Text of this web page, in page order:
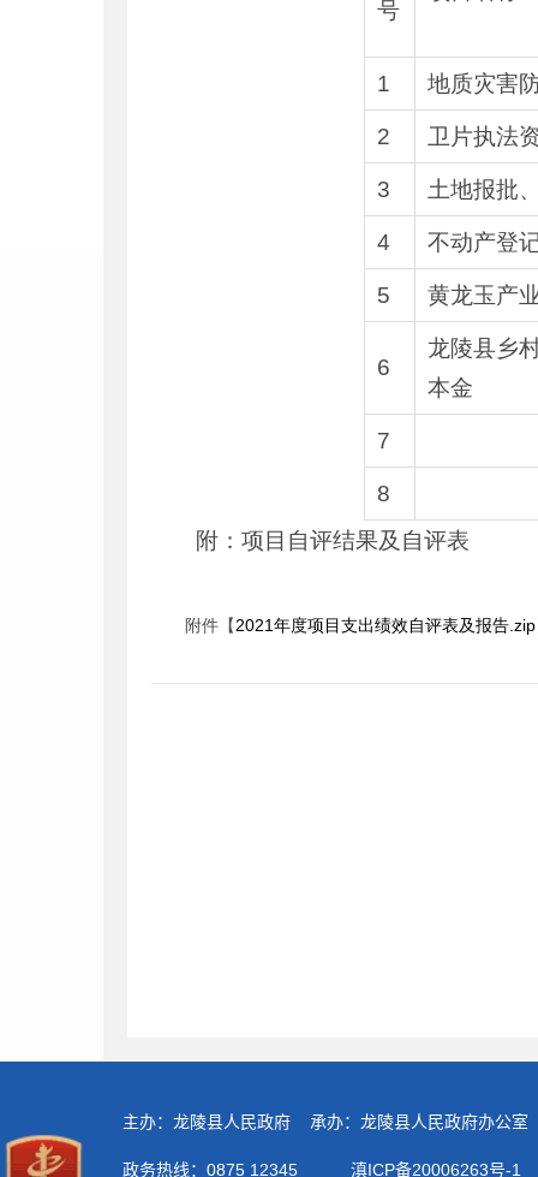
号
1 地质灾害
2 卫片执法
3 土地报批
4 不动产登
5 黄龙玉产
6
龙陵县乡
本金
7
8
附：项目自评结果及自评表
附件【2021年度项目支出绩效自评表及报告.zip